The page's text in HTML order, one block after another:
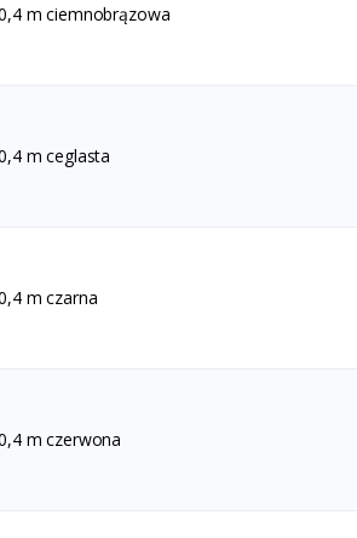
m ciemnobrązowa
m ceglasta
m czarna
m czerwona